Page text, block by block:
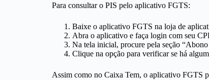
Para consultar o PIS pelo aplicativo FGTS:
Baixe o aplicativo FGTS na loja de
Abra o aplicativo e faça login com seu
Na tela inicial, procure pela seção
Clique na opção para verificar se há
Assim como no Caixa Tem, o aplicativo FGTS